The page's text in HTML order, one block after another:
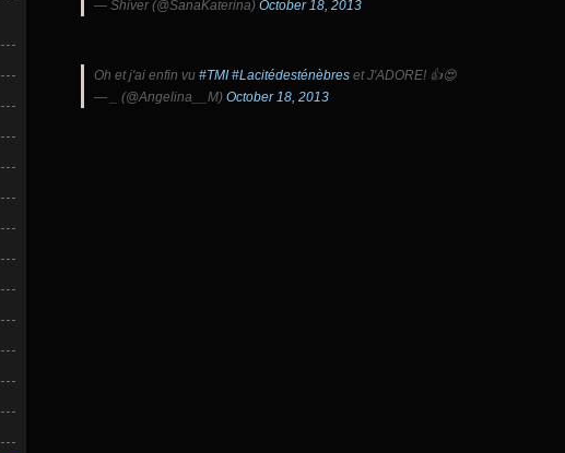
— Shiver (@SanaKaterina) October 18, 2013
Oh et j'ai enfin vu #TMI #Lacitédesténèbres et J'ADORE! 👍😍
— _ (@Angelina__M) October 18, 2013